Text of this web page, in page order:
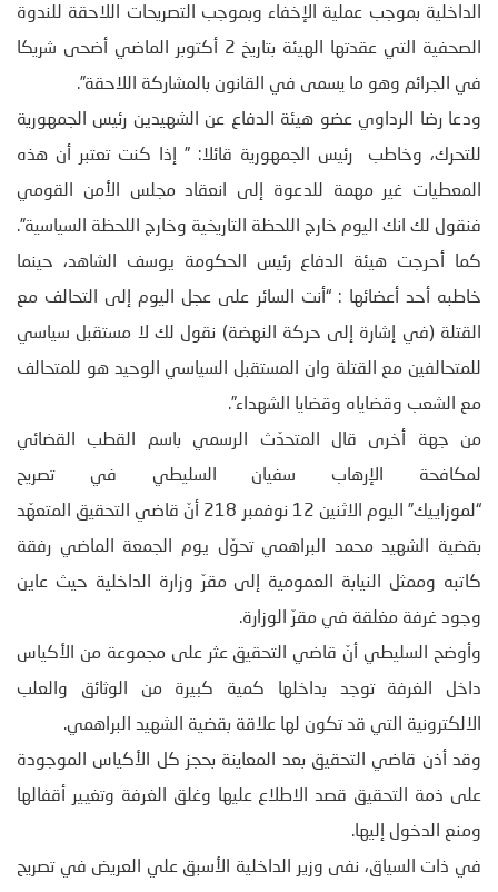
الداخلية بموجب عملية الإخفاء وبموجب التصريحات اللاحقة للندوة
الصحفية التي عقدتها الهيئة بتاريخ 2 أكتوبر الماضي أضحى شريكا
في الجرائم وهو ما يسمى في القانون بالمشاركة اللاحقة”.
ودعا رضا الرداوي عضو هيئة الدفاع عن الشهيدين رئيس الجمهورية
للتحرك، وخاطب رئيس الجمهورية قائلا: ” إذا كنت تعتبر أن هذه
المعطيات غير مهمة للدعوة إلى انعقاد مجلس الأمن القومي
فنقول لك انك اليوم خارج اللحظة التاريخية وخارج اللحظة السياسية”.
كما أحرجت هيئة الدفاع رئيس الحكومة يوسف الشاهد، حينما
خاطبه أحد أعضائها : “أنت السائر على عجل اليوم إلى التحالف مع
القتلة (في إشارة إلى حركة النهضة) نقول لك لا مستقبل سياسي
للمتحالفين مع القتلة وان المستقبل السياسي الوحيد هو للمتحالف
مع الشعب وقضاياه وقضايا الشهداء”.
من جهة أخرى قال المتحدّث الرسمي باسم القطب القضائي
لمكافحة الإرهاب سفيان السليطي في تصريح
“لموزاييك” اليوم الاثنين 12 نوفمبر 218 أنّ قاضي التحقيق المتعهّد
بقضية الشهيد محمد البراهمي تحوّل يوم الجمعة الماضي رفقة
كاتبه وممثل النيابة العمومية إلى مقرّ وزارة الداخلية حيث عاين
وجود غرفة مغلقة في مقرّ الوزارة.
وأوضح السليطي أنّ قاضي التحقيق عثر على مجموعة من الأكياس
داخل الغرفة توجد بداخلها كمية كبيرة من الوثائق والعلب
الالكترونية التي قد تكون لها علاقة بقضية الشهيد البراهمي.
وقد أذن قاضي التحقيق بعد المعاينة بحجز كل الأكياس الموجودة
على ذمة التحقيق قصد الاطلاع عليها وغلق الغرفة وتغيير أقفالها
ومنع الدخول إليها.
في ذات السياق، نفى وزير الداخلية الأسبق علي العريض في تصريح